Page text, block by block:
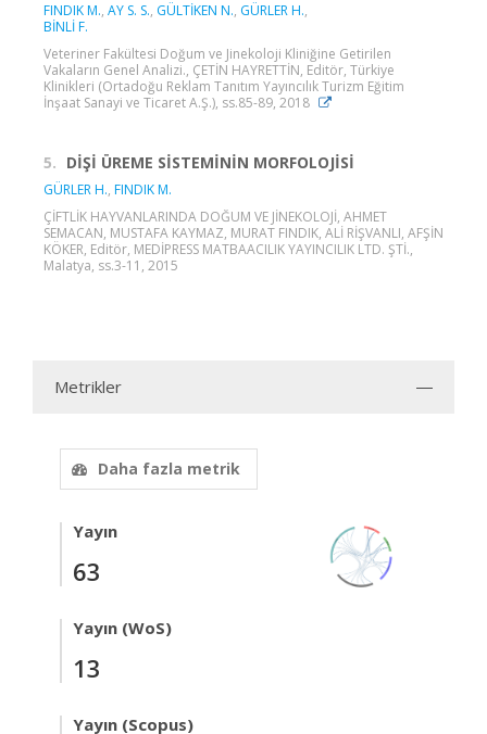
FINDIK M., AY S. S., GÜLTİKEN N., GÜRLER H.,
BİNLİ F.
Veteriner Fakültesi Doğum ve Jinekoloji Kliniğine Getirilen
Vakaların Genel Analizi., ÇETİN HAYRETTİN, Editör, Türkiye
Klinikleri (Ortadoğu Reklam Tanıtım Yayıncılık Turizm Eğitim
İnşaat Sanayi ve Ticaret A.Ş.), ss.85-89, 2018
5. DİŞİ ÜREME SİSTEMİNİN MORFOLOJİSİ
GÜRLER H., FINDIK M.
ÇİFTLİK HAYVANLARINDA DOĞUM VE JİNEKOLOJİ, AHMET
SEMACAN, MUSTAFA KAYMAZ, MURAT FINDIK, ALİ RİŞVANLI, AFŞİN
KÖKER, Editör, MEDİPRESS MATBAACILIK YAYINCILIK LTD. ŞTİ.,
Malatya, ss.3-11, 2015
Metrikler
Daha fazla metrik
Yayın
63
Yayın (WoS)
13
Yayın (Scopus)